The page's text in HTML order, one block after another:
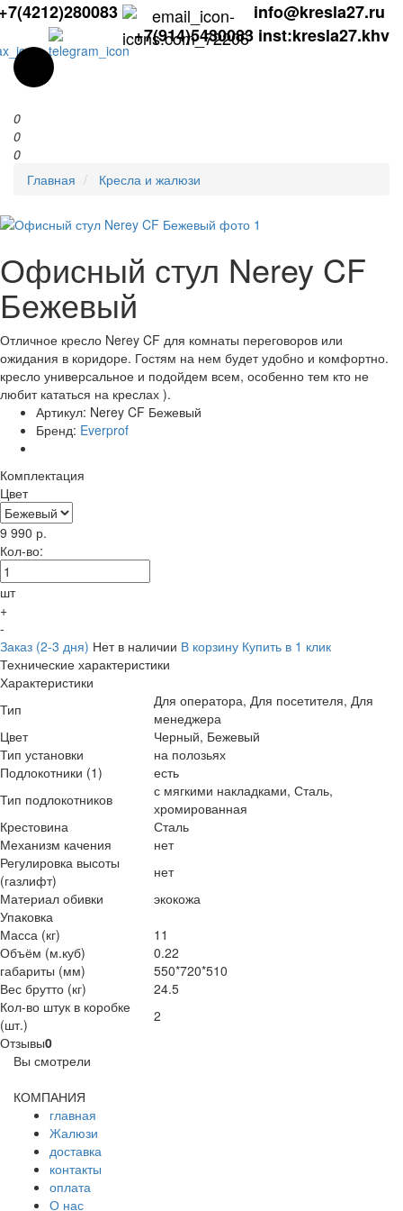
info@kresla27.ru
+7(914)5430083 inst:kresla27.khv
0
0
0
Главная
Кресла и жалюзи
Офисный стул Nerey CF
Бежевый
Отличное кресло Nerey CF для комнаты переговоров или
ожидания в коридоре. Гостям на нем будет удобно и комфортно.
кресло универсальное и подойдем всем, особенно тем кто не
любит кататься на креслах ).
Артикул: Nerey CF Бежевый
Бренд: Everprof
Комплектация
Цвет
9 990 р.
Кол-во:
шт
+
-
Заказ (2-3 дня) Нет в наличии В корзину Купить в 1 клик
Технические характеристики
Характеристики
Тип
Для оператора, Для посетителя, Для
менеджера
Цвет
Черный, Бежевый
Тип установки
на полозьях
Подлокотники (1)
есть
Тип подлокотников
с мягкими накладками, Сталь,
хромированная
Крестовина
Сталь
Механизм качения
нет
Регулировка высоты
(газлифт)
нет
Материал обивки
экокожа
Упаковка
Масса (кг)
11
Объём (м.куб)
0.22
габариты (мм)
550*720*510
Вес брутто (кг)
24.5
Кол-во штук в коробке
(шт.)
2
Отзывы0
Вы смотрели
КОМПАНИЯ
главная
Жалюзи
доставка
контакты
оплата
О нас